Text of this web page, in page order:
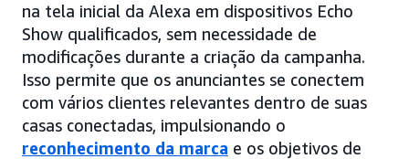
na tela inicial da Alexa em dispositivos Echo
Show qualificados, sem necessidade de
modificações durante a criação da campanha.
Isso permite que os anunciantes se conectem
com vários clientes relevantes dentro de suas
casas conectadas, impulsionando o
reconhecimento da marca e os objetivos de